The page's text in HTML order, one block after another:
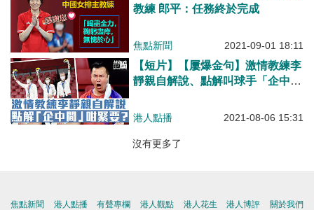
教練 郎平：任務終於完成
焦點新聞 2021-09-01 18:11
【短片】【屢爆金句】激情教練李
靜親自解說、點解叫球手「企中
「奇兵出奇蹟」？為女隊員打幾
港人點播 2021-08-06 15:31
沒有更多了
焦點新聞 港人點播
有聲專欄
港人觀點
港人花生
港人博評
關於我們